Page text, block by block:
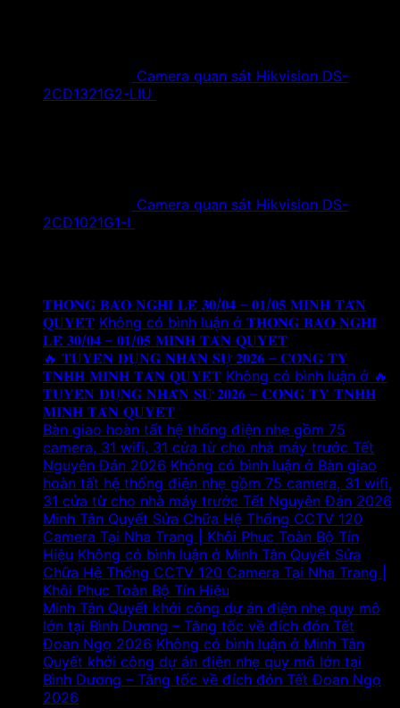
Camera quan sát Hikvision DS-
2CD1321G2-LIU
Camera quan sát Hikvision DS-
2CD1021G1-I
𝐓𝐇𝐎̂𝐍𝐆 𝐁𝐀́𝐎 𝐍𝐆𝐇𝐈̉ 𝐋𝐄̂̃ 𝟑𝟎/𝟎𝟒 – 𝟎𝟏/𝟎𝟓 𝐌𝐈𝐍𝐇 𝐓𝐀̂𝐍
𝐐𝐔𝐘𝐄̂́𝐓 Không có bình luận ở 𝐓𝐇𝐎̂𝐍𝐆 𝐁𝐀́𝐎 𝐍𝐆𝐇𝐈̉
𝐋𝐄̂̃ 𝟑𝟎/𝟎𝟒 – 𝟎𝟏/𝟎𝟓 𝐌𝐈𝐍𝐇 𝐓𝐀̂𝐍 𝐐𝐔𝐘𝐄̂́𝐓
🔥 𝐓𝐔𝐘𝐄̂̉𝐍 𝐃𝐔̣𝐍𝐆 𝐍𝐇𝐀̂𝐍 𝐒𝐔̛̣ 𝟐𝟎𝟐𝟔 – 𝐂𝐎̂𝐍𝐆 𝐓𝐘
𝐓𝐍𝐇𝐇 𝐌𝐈𝐍𝐇 𝐓𝐀̂𝐍 𝐐𝐔𝐘𝐄̂́𝐓 Không có bình luận ở 🔥
𝐓𝐔𝐘𝐄̂̉𝐍 𝐃𝐔̣𝐍𝐆 𝐍𝐇𝐀̂𝐍 𝐒𝐔̛̣ 𝟐𝟎𝟐𝟔 – 𝐂𝐎̂𝐍𝐆 𝐓𝐘 𝐓𝐍𝐇𝐇
𝐌𝐈𝐍𝐇 𝐓𝐀̂𝐍 𝐐𝐔𝐘𝐄̂́𝐓
Bàn giao hoàn tất hệ thống điện nhẹ gồm 75
camera, 31 wifi, 31 cửa từ cho nhà máy trước Tết
Nguyên Đán 2026 Không có bình luận ở Bàn giao
hoàn tất hệ thống điện nhẹ gồm 75 camera, 31 wifi,
31 cửa từ cho nhà máy trước Tết Nguyên Đán 2026
Minh Tân Quyết Sửa Chữa Hệ Thống CCTV 120
Camera Tại Nha Trang | Khôi Phục Toàn Bộ Tín
Hiệu Không có bình luận ở Minh Tân Quyết Sửa
Chữa Hệ Thống CCTV 120 Camera Tại Nha Trang |
Khôi Phục Toàn Bộ Tín Hiệu
Minh Tân Quyết khởi công dự án điện nhẹ quy mô
lớn tại Bình Dương – Tăng tốc về đích đón Tết
Đoan Ngọ 2026 Không có bình luận ở Minh Tân
Quyết khởi công dự án điện nhẹ quy mô lớn tại
Bình Dương – Tăng tốc về đích đón Tết Đoan Ngọ
2026